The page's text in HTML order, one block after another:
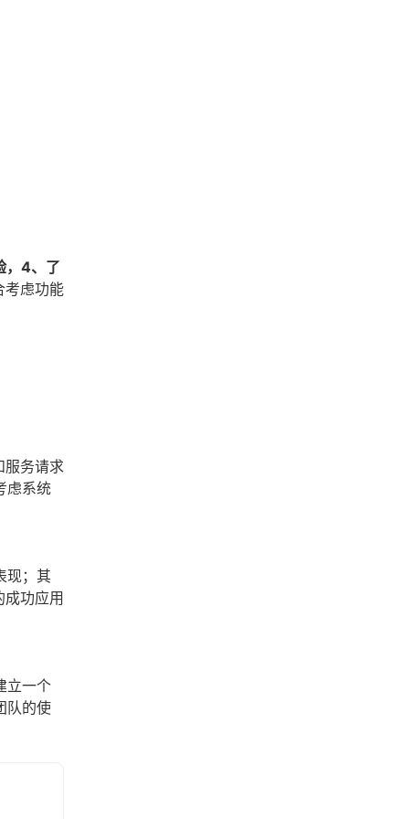
，4、了
考虑功能
服务请求
虑系统
现；其
功应用
立一个
队的使